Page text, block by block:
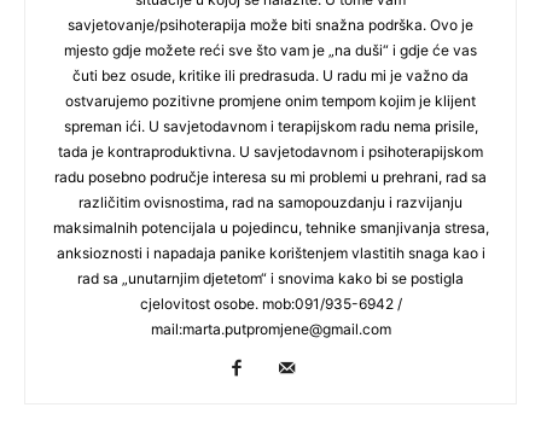
savjetovanje/psihoterapija može biti snažna podrška. Ovo je
mjesto gdje možete reći sve što vam je „na duši“ i gdje će vas
čuti bez osude, kritike ili predrasuda. U radu mi je važno da
ostvarujemo pozitivne promjene onim tempom kojim je klijent
spreman ići. U savjetodavnom i terapijskom radu nema prisile,
tada je kontraproduktivna. U savjetodavnom i psihoterapijskom
radu posebno područje interesa su mi problemi u prehrani, rad sa
različitim ovisnostima, rad na samopouzdanju i razvijanju
maksimalnih potencijala u pojedincu, tehnike smanjivanja stresa,
anksioznosti i napadaja panike korištenjem vlastitih snaga kao i
rad sa „unutarnjim djetetom“ i snovima kako bi se postigla
cjelovitost osobe. mob:091/935-6942 /
mail:marta.putpromjene@gmail.com